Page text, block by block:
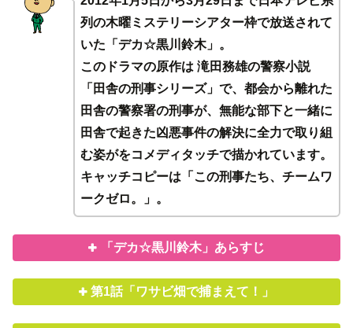
列の木曜ミステリーシアター枠で放送されて
いた「デカ☆黒川鈴木」。
このドラマの原作は 滝田務雄の警察小説
「田舎の刑事シリーズ」で、都会から離れた
田舎の警察署の刑事が、無能な部下と一緒に
田舎で起きた凶悪事件の解決に全力で取り組
む姿がをコメディタッチで描かれています。
キャッチコピーは「この刑事たち、チームワ
ークゼロ。」。
「デカ☆黒川鈴木」あらすじ
第1話「ワサビ畑で捕まえて！」